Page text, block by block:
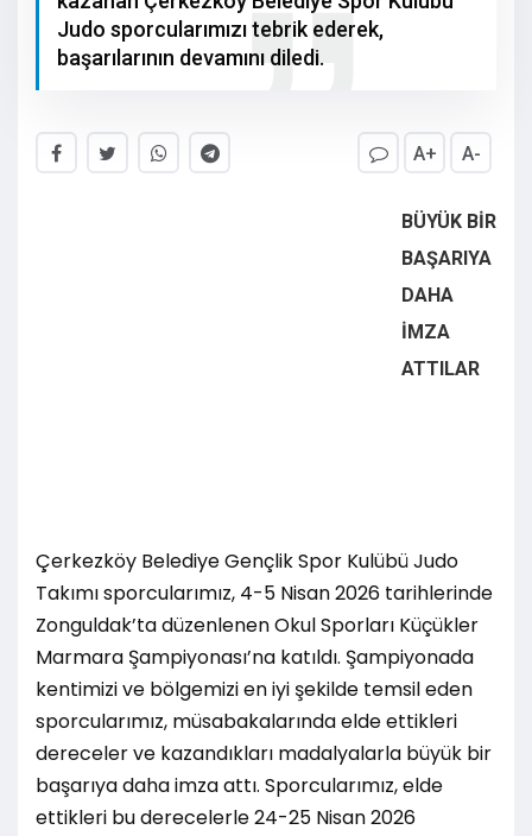
Judo sporcularımızı tebrik ederek,
başarılarının devamını diledi.
A+ A-
BÜYÜK BİR
BAŞARIYA
DAHA
İMZA
ATTILAR
Çerkezköy Belediye Gençlik Spor Kulübü Judo
Takımı sporcularımız, 4-5 Nisan 2026 tarihlerinde
Zonguldak’ta düzenlenen Okul Sporları Küçükler
Marmara Şampiyonası’na katıldı. Şampiyonada
kentimizi ve bölgemizi en iyi şekilde temsil eden
sporcularımız, müsabakalarında elde ettikleri
dereceler ve kazandıkları madalyalarla büyük bir
başarıya daha imza attı. Sporcularımız, elde
ettikleri bu derecelerle 24-25 Nisan 2026